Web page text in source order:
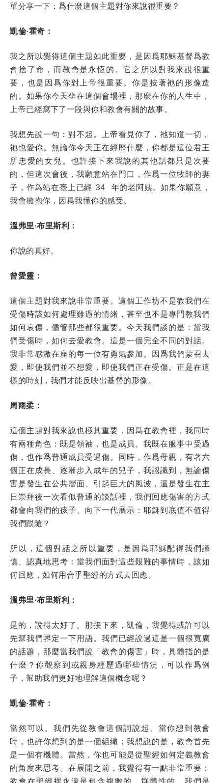
單分享一下：爲什麼這個主題對你來說很重要？
凱倫·霍奇：
我之所以覺得這個主題如此重要，是因爲耶穌基督爲教
會捨了命，而教會是永恆的。它之所以對我來說很重
要，也是因爲你對上帝很重要。你是按著祂的形像造
的。如果你今天坐在這個會場裡，那麼在你的人生中，
上帝已經寫下了一段與你和教會有關的故事。
我想先說一句：對不起。上帝看見你了，祂知道一切，
祂也愛你。無論你今天正在經歷什麼，你都是這位君王
所忠愛的女兒。也許接下來我說的其他話都只是次要
的，但這次會後，我願意站在門口，作爲一位牧師的妻
子，作爲站在臺上已經 34 年的老阿姨。如果你願意，
我會擁抱你，因爲我懂你的感受。
溫弗里·布里斯利：
你說的真好。
曾愛靈：
這個主題對我來說非常重要。這個工作坊不是教我們在
受傷時該如何處理難過的情緒，甚至也不是專門教我們
如何哀傷，儘管那些都很重要。今天我們談的是：當我
們受傷時，如何去愛教會。這是一個完全不同的對話。
我非常感激在座的每一位有勇氣參加。因爲我們蒙召去
愛，即使我們並不想愛，即使我們正在受傷。正是在這
樣的時刻，我們才能反映出基督的形像。
周雨柔：
這個主題對我來說也極其重要，因爲在教會裡，我同時
有兩種角色：既是領袖，也是成員。我既在服事中受過
傷，也作爲普通成員受過傷。同時，作爲母親，有著六
個正在成長、逐漸步入成年的兒子，我認識到，無論傷
害是發生在公共層面、引起巨大的風波，還是發生在主
日崇拜後一次看似普通的談話裡，我們回應傷害的方式
都會向我們的孩子、向下一代展示：耶穌到底值不值得
我們跟隨？
所以，這個對話之所以重要，是因爲耶穌配得我們謹
慎、認真地思考：當我們面對這些艱難的事情時，該如
何回應，如何用合乎聖經的方式去回應。
溫弗里·布里斯利：
是的，說得太好了。那接下來，凱倫，我覺得或許可以
先幫我們界定一下用語。我們已經說過這是一個很寬廣
的話題，那麼當我們說「教會的傷害」時，具體指的是
什麼？你觀察到或親身經歷過哪些情況，可以作爲例
子，幫助我們更好地理解這個概念呢？
凱倫·霍奇：
當然可以。我們先從教會這個詞說起。當你想到教會
時，也許你想到的是一個組織；我想說的是，教會首先
是一個有機體。當然，你也可能是從聖經如何定義教會
的角度來思考。在展開之前，我覺得有一點非常重要：
教會在聖經裡永遠是包含複數的、群體性的。我們是